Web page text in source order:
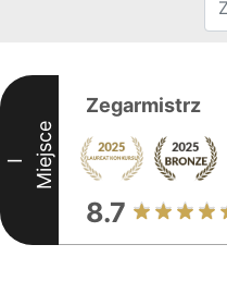
I Miejsce
Zegarmistrz
8.7